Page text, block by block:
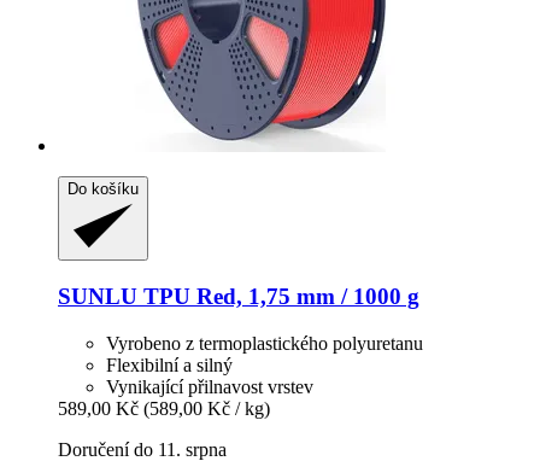
Do košíku
SUNLU TPU Red, 1,75 mm / 1000 g
Vyrobeno z termoplastického polyuretanu
Flexibilní a silný
Vynikající přilnavost vrstev
589,00 Kč (589,00 Kč / kg)
Doručení do 11. srpna